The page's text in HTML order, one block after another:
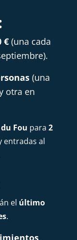
€(una cada
(una
otra en
Fou para 2
entradas al
el último
.